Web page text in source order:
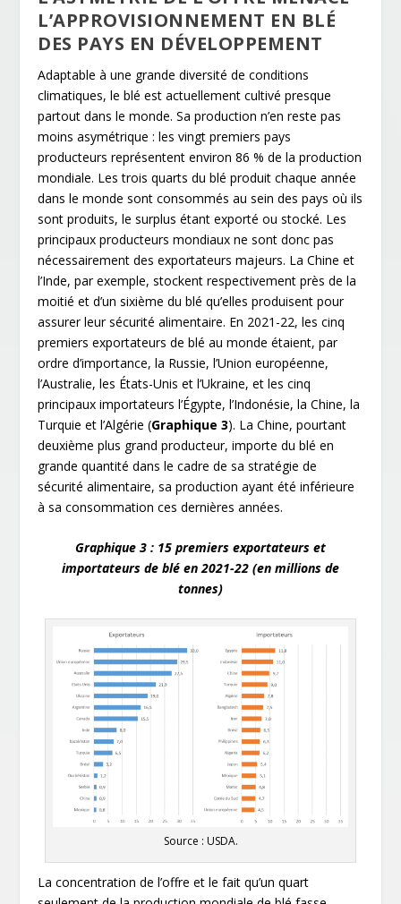
L’APPROVISIONNEMENT EN BLÉ
DES PAYS EN DÉVELOPPEMENT
Adaptable à une grande diversité de conditions
climatiques, le blé est actuellement cultivé presque
partout dans le monde. Sa production n’en reste pas
moins asymétrique : les vingt premiers pays
producteurs représentent environ 86 % de la production
mondiale. Les trois quarts du blé produit chaque année
dans le monde sont consommés au sein des pays où ils
sont produits, le surplus étant exporté ou stocké. Les
principaux producteurs mondiaux ne sont donc pas
nécessairement des exportateurs majeurs. La Chine et
l’Inde, par exemple, stockent respectivement près de la
moitié et d’un sixième du blé qu’elles produisent pour
assurer leur sécurité alimentaire. En 2021-22, les cinq
premiers exportateurs de blé au monde étaient, par
ordre d’importance, la Russie, l’Union européenne,
l’Australie, les États-Unis et l’Ukraine, et les cinq
principaux importateurs l’Égypte, l’Indonésie, la Chine, la
Turquie et l’Algérie (Graphique 3). La Chine, pourtant
deuxième plus grand producteur, importe du blé en
grande quantité dans le cadre de sa stratégie de
sécurité alimentaire, sa production ayant été inférieure
à sa consommation ces dernières années.
Graphique 3 : 15 premiers exportateurs et
importateurs de blé en 2021-22 (en millions de
tonnes)
Source : USDA.
La concentration de l’offre et le fait qu’un quart